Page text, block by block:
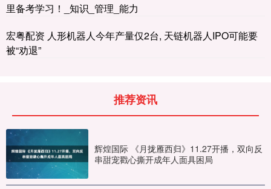
里备考学习！_知识_管理_能力
宏粤配资 人形机器人今年产量仅2台, 天链机器人IPO可能要
被“劝退”
推荐资讯
辉煌国际 《月拢雁西归》11.27开播，双向反
串甜宠戳心撕开成年人面具困局